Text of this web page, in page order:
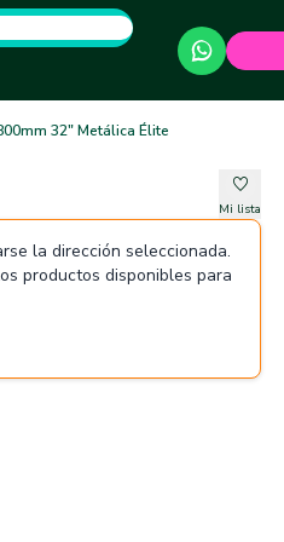
32" Metálica Élite
Mi lista
la dirección seleccionada.
productos disponibles para